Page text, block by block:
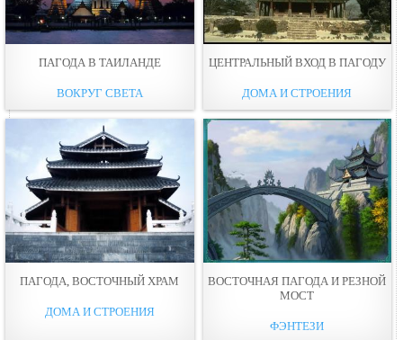
ПАГОДА В ТАИЛАНДЕ
ВОКРУГ СВЕТА
ЦЕНТРАЛЬНЫЙ ВХОД В ПАГОДУ
ДОМА И СТРОЕНИЯ
ПАГОДА, ВОСТОЧНЫЙ ХРАМ
ДОМА И СТРОЕНИЯ
ВОСТОЧНАЯ ПАГОДА И РЕЗНОЙ
МОСТ
ФЭНТЕЗИ